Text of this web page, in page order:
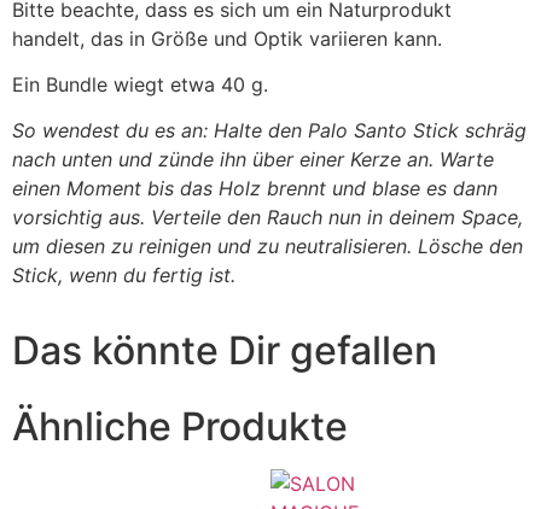
Bitte beachte, dass es sich um ein Naturprodukt
handelt, das in Größe und Optik variieren kann.
Ein Bundle wiegt etwa 40 g.
So wendest du es an: Halte den Palo Santo Stick schräg
nach unten und zünde ihn über einer Kerze an. Warte
einen Moment bis das Holz brennt und blase es dann
vorsichtig aus. Verteile den Rauch nun in deinem Space,
um diesen zu reinigen und zu neutralisieren. Lösche den
Stick, wenn du fertig ist.
Das könnte Dir gefallen
Ähnliche Produkte